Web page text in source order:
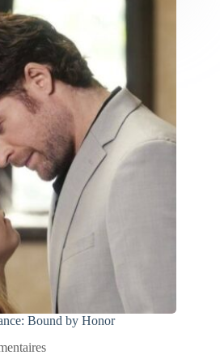
Bound by Honor